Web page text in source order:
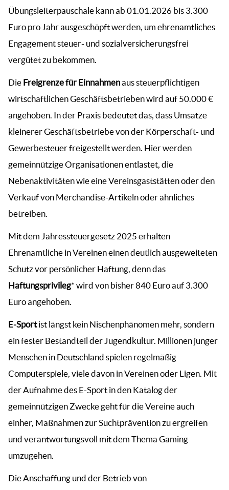
Übungsleiterpauschale kann ab 01.01.2026 bis 3.300
Euro pro Jahr ausgeschöpft werden, um ehrenamtliches
Engagement steuer- und sozialversicherungsfrei
vergütet zu bekommen.
Die Freigrenze für Einnahmenaus steuerpflichtigen
wirtschaftlichen Geschäftsbetrieben wird auf 50.000 €
angehoben. In der Praxis bedeutet das, dass Umsätze
kleinerer Geschäftsbetriebe von der Körperschaft- und
Gewerbesteuer freigestellt werden. Hier werden
gemeinnützige Organisationen entlastet, die
Nebenaktivitäten wie eine Vereinsgaststätten oder den
Verkauf von Merchandise-Artikeln oder ähnliches
betreiben.
Mit dem Jahressteuergesetz 2025 erhalten
Ehrenamtliche in Vereinen einen deutlich ausgeweiteten
Schutz vor persönlicher Haftung, denn das
Haftungsprivileg* wird von bisher 840 Euro auf 3.300
Euro angehoben.
E-Sportist längst kein Nischenphänomen mehr, sondern
ein fester Bestandteil der Jugendkultur. Millionen junger
Menschen in Deutschland spielen regelmäßig
Computerspiele, viele davon in Vereinen oder Ligen. Mit
der Aufnahme des E-Sport in den Katalog der
gemeinnützigen Zwecke geht für die Vereine auch
einher, Maßnahmen zur Suchtprävention zu ergreifen
und verantwortungsvoll mit dem Thema Gaming
umzugehen.
Die Anschaffung und der Betrieb von